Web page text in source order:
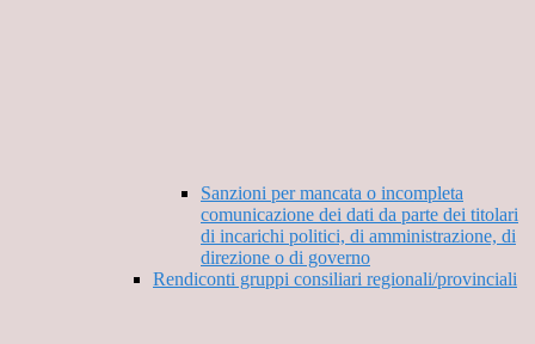
Sanzioni per mancata o incompleta
comunicazione dei dati da parte dei titolari
di incarichi politici, di amministrazione, di
direzione o di governo
Rendiconti gruppi consiliari regionali/provinciali